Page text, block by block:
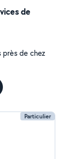
de
près de chez
Particulier